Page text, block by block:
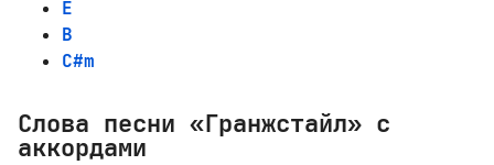
E
B
C#m
Слова песни «Гранжстайл» с
аккордами